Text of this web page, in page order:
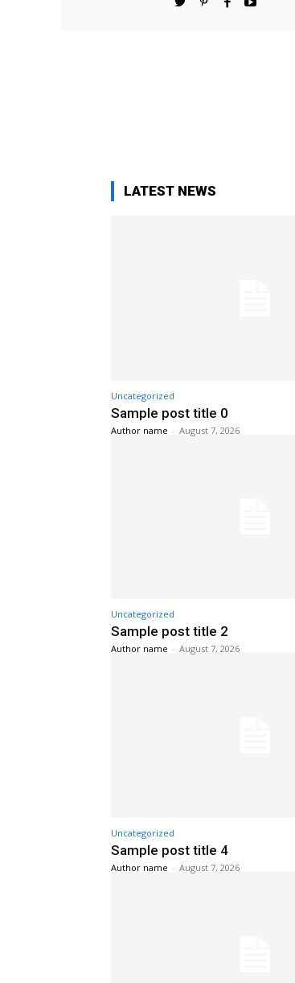
LATEST NEWS
Uncategorized
Sample post title 0
Author name - August 7, 2026
Uncategorized
Sample post title 2
Author name - August 7, 2026
Uncategorized
Sample post title 4
Author name - August 7, 2026